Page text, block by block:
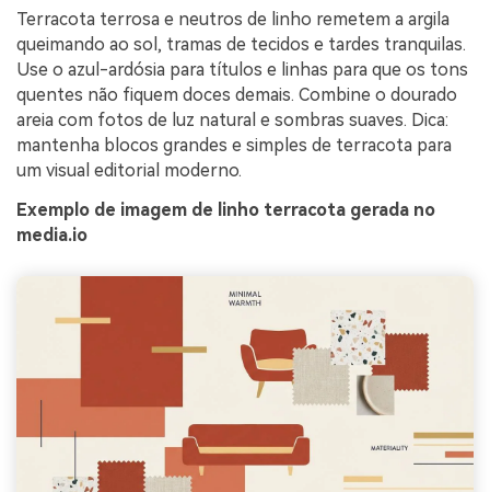
Terracota terrosa e neutros de linho remetem a argila
queimando ao sol, tramas de tecidos e tardes tranquilas.
Use o azul-ardósia para títulos e linhas para que os tons
quentes não fiquem doces demais. Combine o dourado
areia com fotos de luz natural e sombras suaves. Dica:
mantenha blocos grandes e simples de terracota para
um visual editorial moderno.
Exemplo de imagem de linho terracota gerada no
media.io